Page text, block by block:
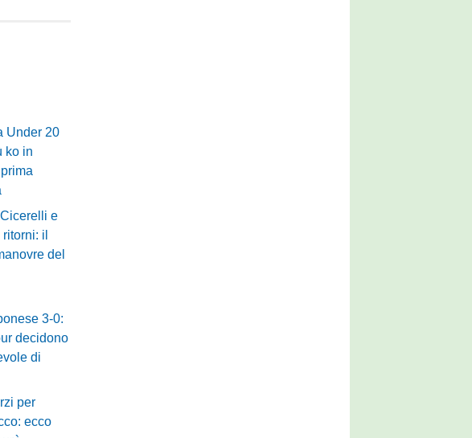
Under 20
ko in
e
il
del
3-0:
decidono
di
per
ecco